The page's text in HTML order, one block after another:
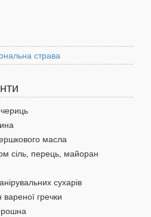
страва
масла
сіль, перець, майоран
сухарів
вареної гречки